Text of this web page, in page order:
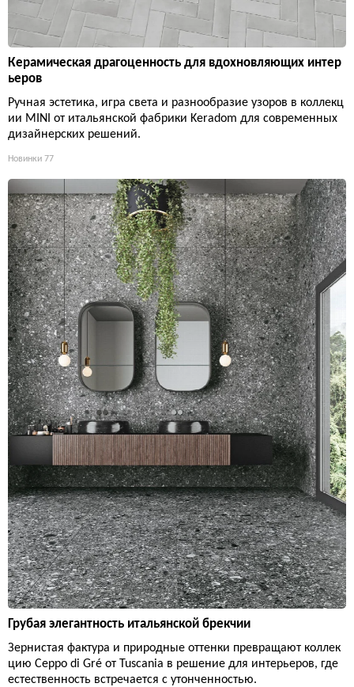
Керамическая драгоценность для вдохновляющих интер
ьеров
Ручная эстетика, игра света и разнообразие узоров в коллекц
ии MINI от итальянской фабрики Keradom для современных
дизайнерских решений.
Новинки 77
Грубая элегантность итальянской брекчии
Зернистая фактура и природные оттенки превращают коллек
цию Ceppo di Gré от Tuscania в решение для интерьеров, где
естественность встречается с утонченностью.